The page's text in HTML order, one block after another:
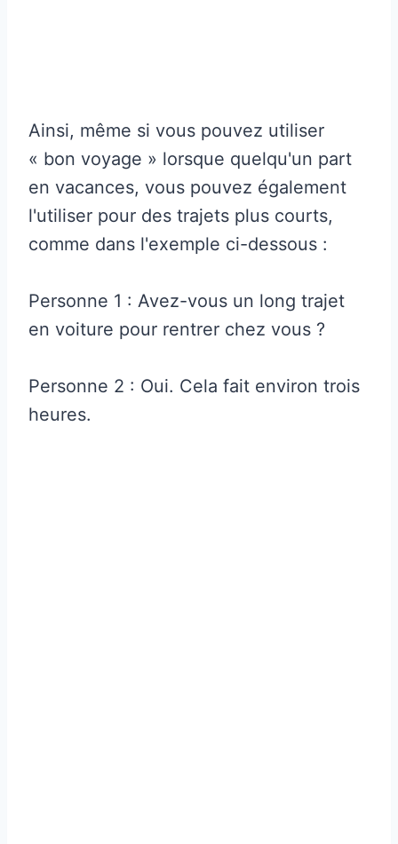
Ainsi, même si vous pouvez utiliser
« bon voyage » lorsque quelqu'un part
en vacances, vous pouvez également
l'utiliser pour des trajets plus courts,
comme dans l'exemple ci-dessous :
Personne 1 : Avez-vous un long trajet
en voiture pour rentrer chez vous ?
Personne 2 : Oui. Cela fait environ trois
heures.